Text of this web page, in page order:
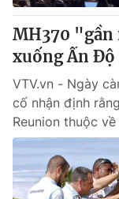
MH370 "gần
xuống Ấn Độ
VTV.vn - Ngày
cố nhận định
Reunion thuộc